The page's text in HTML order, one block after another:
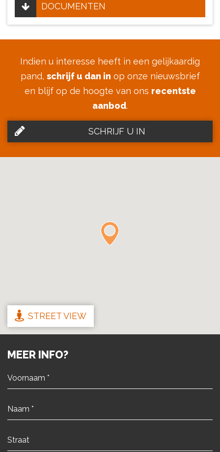
DOCUMENTEN
Indien u interesse heeft in een gelijkaardig
pand, schrijf u dan in op onze nieuwsbrief
en blijf op de hoogte van ons recentste
aanbod.
SCHRIJF U IN
STREET VIEW
MEER INFO?